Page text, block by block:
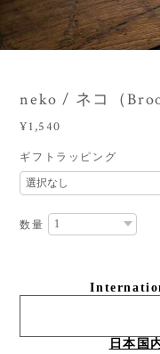
neko / ネコ（
¥1,540
ギフトラッピング
数量
日本国